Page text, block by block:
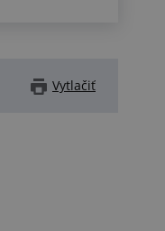
Vytlačiť